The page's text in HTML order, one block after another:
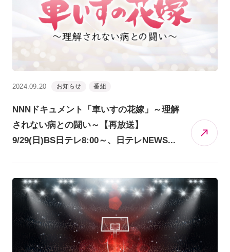
2024.09.20 お知らせ 番組
NNNドキュメント「車いすの花嫁」～理解
されない病との闘い～【再放送】
9/29(日)BS日テレ8:00～、日テレNEWS...